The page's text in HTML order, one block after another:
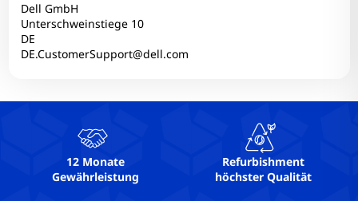
Dell GmbH
Unterschweinstiege 10
DE
DE.CustomerSupport@dell.com
12 Monate
Gewährleistung
Refurbishment
höchster Qualität